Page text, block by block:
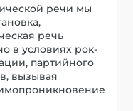
речи мы
речь
в условиях рок-
партийного
вызывая